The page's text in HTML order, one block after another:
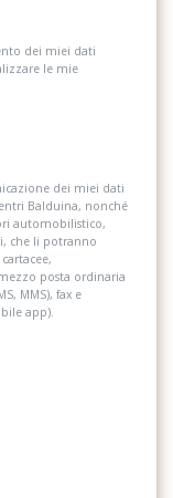
emergenza
i sedili posteriori
dei miei dati
le mie
dei miei dati
Balduina, nonché
automobilistico,
che li potranno
posta ordinaria
MMS), fax e
app).